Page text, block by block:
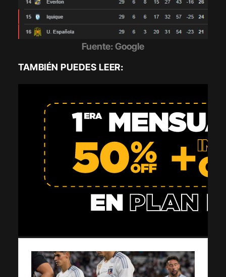
Fuente: Google
TAMBIÉN PUEDES LEER: